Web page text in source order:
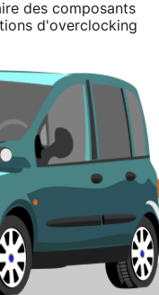
des composants
d'overclocking